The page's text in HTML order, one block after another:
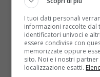
essere utilizzato per
che si vuole riattivare
valido aiuto anche
doloranti).Il passo
l’arto anche con gli
asciutti: prima quello
I tuoi dati personali
informazioni raccolte dal
identificatori univoci e
essere condivise con
memorizzate oppure
sito. Noi e i nostri
localizzazione esatti.